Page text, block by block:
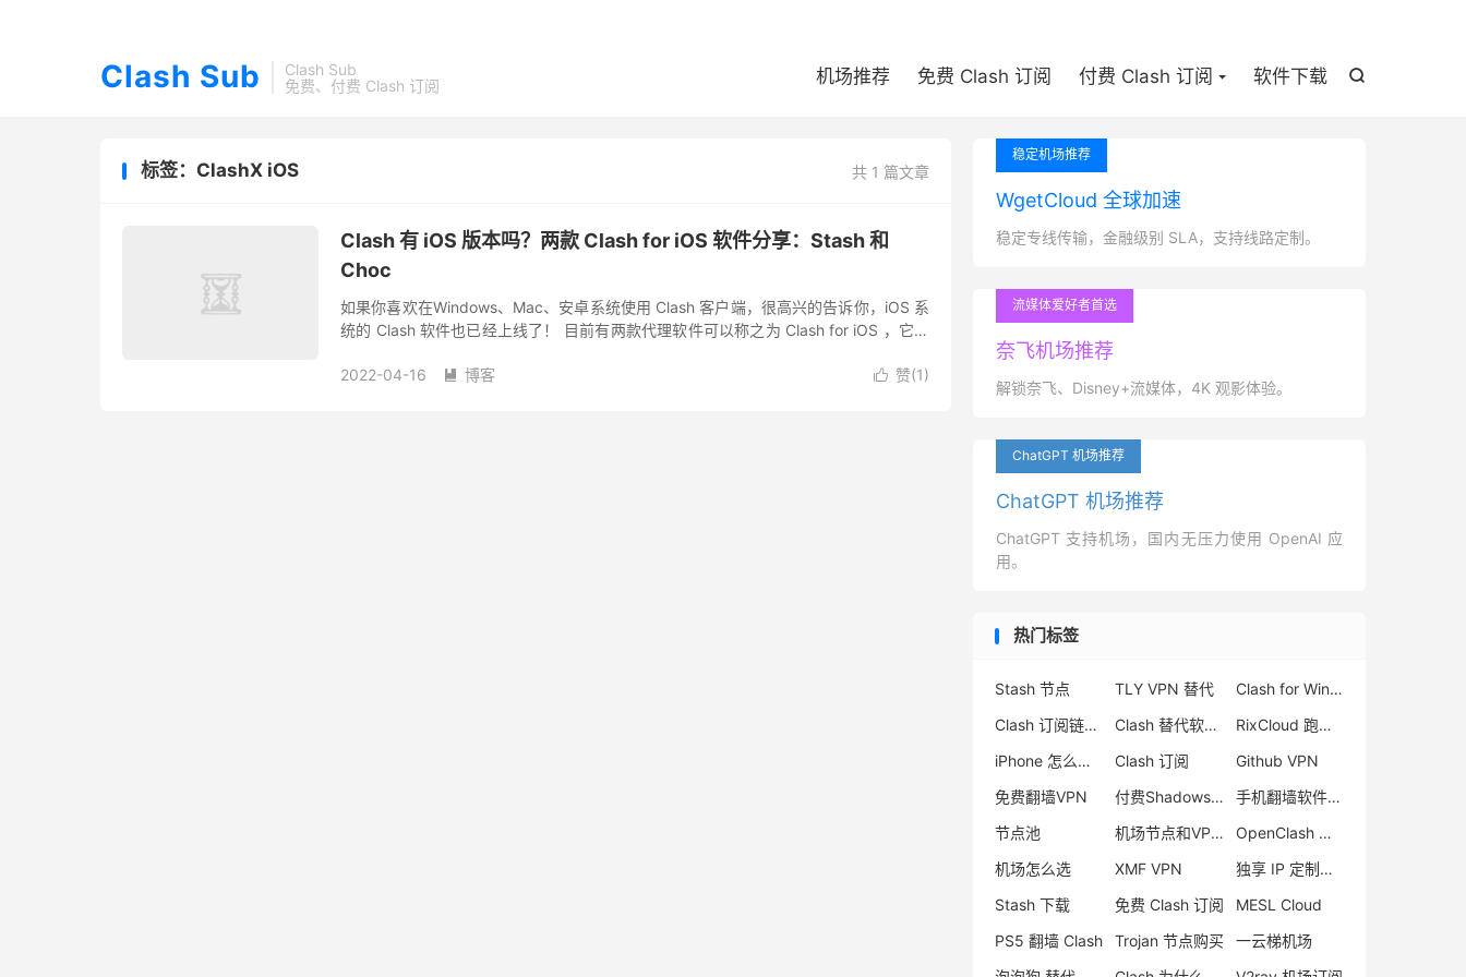
Clash Sub
Clash Sub
免费、付费 Clash 订阅

机场推荐 免费 Clash 订阅 付费 Clash 订阅 软件下载
共 1 篇文章
标签：ClashX iOS
Clash 有 iOS 版本吗？两款 Clash for iOS 软件分享：Stash 和
Choc
如果你喜欢在Windows、Mac、安卓系统使用 Clash 客户端，很高兴的告诉你，iOS 系
统的 Clash 软件也已经上线了！ 目前有两款代理软件可以称之为 Clash for iOS ，它们
 赞(1)
2022-04-16  博客
稳定机场推荐
WgetCloud 全球加速
稳定专线传输，金融级别 SLA，支持线路定制。
流媒体爱好者首选
奈飞机场推荐
解锁奈飞、Disney+流媒体，4K 观影体验。
ChatGPT 机场推荐
ChatGPT 机场推荐
ChatGPT 支持机场，国内无压力使用 OpenAI 应
用。
热门标签
Stash 节点 TLY VPN 替代
Clash for Windows 官网
Clash 订阅链接 免费
Clash 替代软件推荐
RixCloud 跑路原因
iPhone 怎么翻墙
Clash 订阅
Github VPN
免费翻墙VPN
付费Shadowsocks推荐
手机翻墙软件推荐
节点池
机场节点和VPN区别
OpenClash 机场
机场怎么选
XMF VPN
独享 IP 定制的机场
Stash 下载
免费 Clash 订阅
MESL Cloud
PS5 翻墙 Clash
Trojan 节点购买
一云梯机场